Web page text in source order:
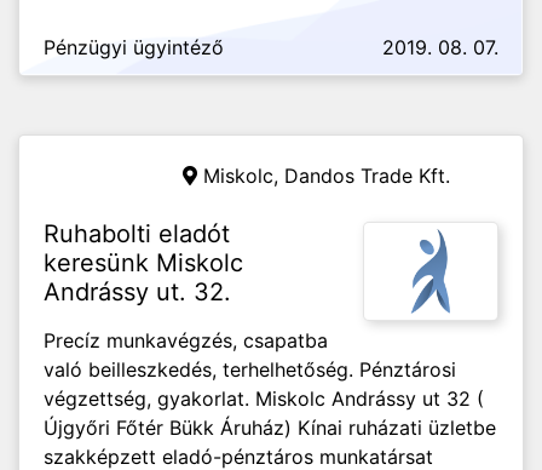
Pénzügyi ügyintéző 2019. 08. 07.
Miskolc, Dandos Trade Kft.
Ruhabolti eladót
keresünk Miskolc
Andrássy ut. 32.
Precíz munkavégzés, csapatba
való beilleszkedés, terhelhetőség. Pénztárosi
végzettség, gyakorlat. Miskolc Andrássy ut 32 (
Újgyőri Főtér Bükk Áruház) Kínai ruházati üzletbe
szakképzett eladó-pénztáros munkatársat